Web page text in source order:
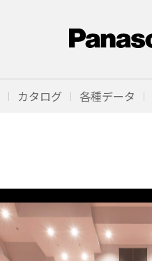
カタログ 各種データ